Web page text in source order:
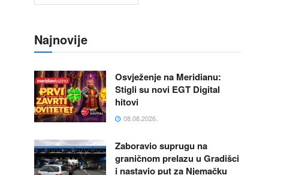
Najnovije
Osvježenje na Meridianu:
Stigli su novi EGT Digital
hitovi
08.08.2026.
Zaboravio suprugu na
graničnom prelazu u Gradišci
i nastavio put za Njemačku